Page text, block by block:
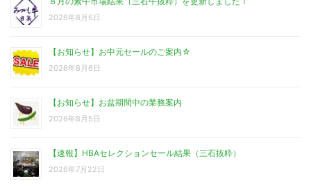
2026年8月6日
【お知らせ】お中元セールのご案内☆
2026年8月6日
【お知らせ】お盆期間中の業務案内
2026年8月5日
【速報】HBAセレクションセール結果（三石抜粋）
2026年7月22日